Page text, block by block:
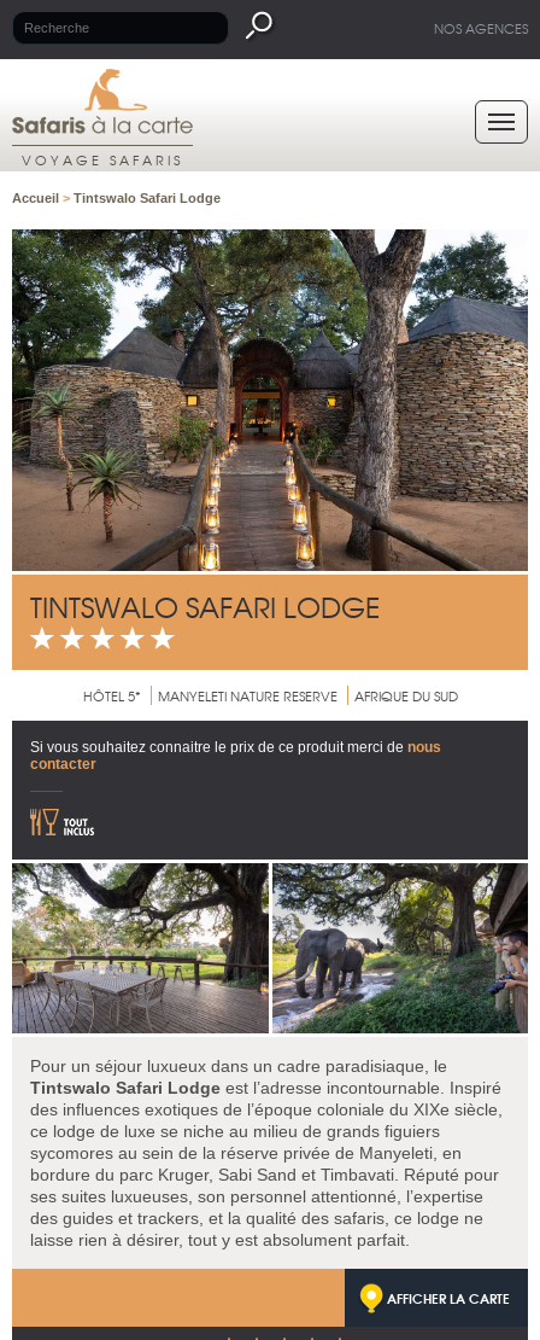
NOS AGENCES
VOYAGE SAFARIS
Accueil > Tintswalo Safari Lodge
TINTSWALO SAFARI LODGE
HÔTEL 5* MANYELETI NATURE RESERVE AFRIQUE DU SUD
Si vous souhaitez connaitre le prix de ce produit merci de nous
contacter
Pour un séjour luxueux dans un cadre paradisiaque, le
Tintswalo Safari Lodge est l’adresse incontournable. Inspiré
des influences exotiques de l’époque coloniale du XIXe siècle,
ce lodge de luxe se niche au milieu de grands figuiers
sycomores au sein de la réserve privée de Manyeleti, en
bordure du parc Kruger, Sabi Sand et Timbavati. Réputé pour
ses suites luxueuses, son personnel attentionné, l’expertise
des guides et trackers, et la qualité des safaris, ce lodge ne
laisse rien à désirer, tout y est absolument parfait.
AFFICHER LA CARTE